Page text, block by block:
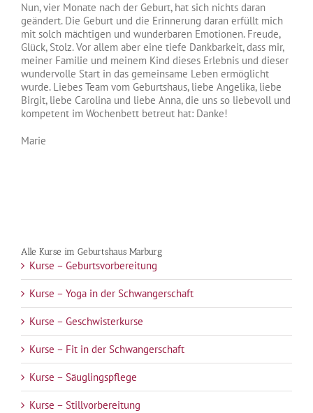
Nun, vier Monate nach der Geburt, hat sich nichts daran
geändert. Die Geburt und die Erinnerung daran erfüllt mich
mit solch mächtigen und wunderbaren Emotionen. Freude,
Glück, Stolz. Vor allem aber eine tiefe Dankbarkeit, dass mir,
meiner Familie und meinem Kind dieses Erlebnis und dieser
wundervolle Start in das gemeinsame Leben ermöglicht
wurde. Liebes Team vom Geburtshaus, liebe Angelika, liebe
Birgit, liebe Carolina und liebe Anna, die uns so liebevoll und
kompetent im Wochenbett betreut hat: Danke!
Marie
Alle Kurse im Geburtshaus Marburg
Kurse – Geburtsvorbereitung
Kurse – Yoga in der Schwangerschaft
Kurse – Geschwisterkurse
Kurse – Fit in der Schwangerschaft
Kurse – Säuglingspflege
Kurse – Stillvorbereitung